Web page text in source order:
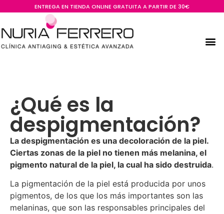
ENTREGA EN TIENDA ONLINE GRATUITA A PARTIR DE 30€
¿Qué es la
despigmentación?
La despigmentación es una decoloración de la piel.
Ciertas zonas de la piel no tienen más melanina, el
pigmento natural de la piel, la cual ha sido destruida.
La pigmentación de la piel está producida por unos
pigmentos, de los que los más importantes son las
melaninas, que son las responsables principales del